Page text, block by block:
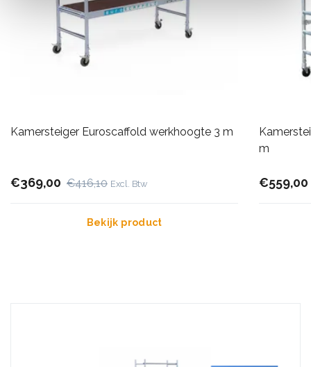
Kamersteiger Euroscaffold werkhoogte 3 m
€369,00 €416,10 Excl. Btw
Bekijk product
m
€559,00